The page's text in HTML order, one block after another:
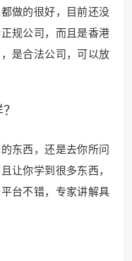
做的很好，目前还没
规公司，而且是香港
是合法公司 ，可以放
东西，还是去你所问
且让你学到很多东西，
台不错，专家讲解具